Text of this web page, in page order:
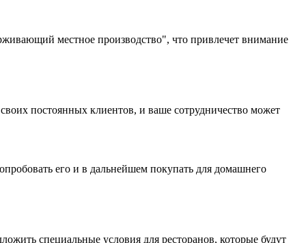
местное производство", что привлечет внимание
постоянных клиентов, и ваше сотрудничество может
его и в дальнейшем покупать для домашнего
специальные условия для ресторанов, которые будут